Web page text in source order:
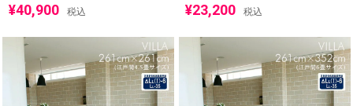
¥40,900 税込 ¥23,200 税込